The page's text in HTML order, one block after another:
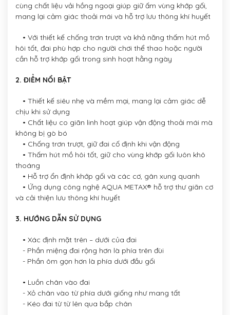
cùng chất liệu vải hồng ngoại giúp giữ ấm vùng khớp gối,
mang lại cảm giác thoải mái và hỗ trợ lưu thông khí huyết
• Với thiết kế chống trơn trượt và khả năng thấm hút mồ
hôi tốt, đai phù hợp cho người chơi thể thao hoặc người
cần hỗ trợ khớp gối trong sinh hoạt hằng ngày
2. ĐIỂM NỔI BẬT
• Thiết kế siêu nhẹ và mềm mại, mang lại cảm giác dễ
chịu khi sử dụng
• Chất liệu co giãn linh hoạt giúp vận động thoải mái mà
không bị gò bó
• Chống trơn trượt, giữ đai cố định khi vận động
• Thấm hút mồ hôi tốt, giữ cho vùng khớp gối luôn khô
thoáng
• Hỗ trợ ổn định khớp gối và các cơ, gân xung quanh
• Ứng dụng công nghệ AQUA METAX® hỗ trợ thư giãn cơ
và cải thiện lưu thông khí huyết
3. HƯỚNG DẪN SỬ DỤNG
• Xác định mặt trên – dưới của đai
- Phần miệng đai rộng hơn là phía trên đùi
- Phần ôm gọn hơn là phía dưới đầu gối
• Luồn chân vào đai
- Xỏ chân vào từ phía dưới giống như mang tất
- Kéo đai từ từ lên qua bắp chân